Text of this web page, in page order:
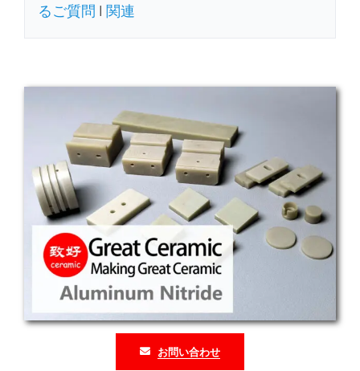
るご質問 |関連
お問い合わせ